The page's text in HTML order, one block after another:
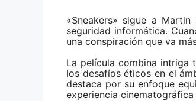
«Sneakers» sigue a
seguridad informática.
una conspiración que va
La película combina intriga
los desafíos éticos en el
destaca por su enfoque
experiencia cinematográfica